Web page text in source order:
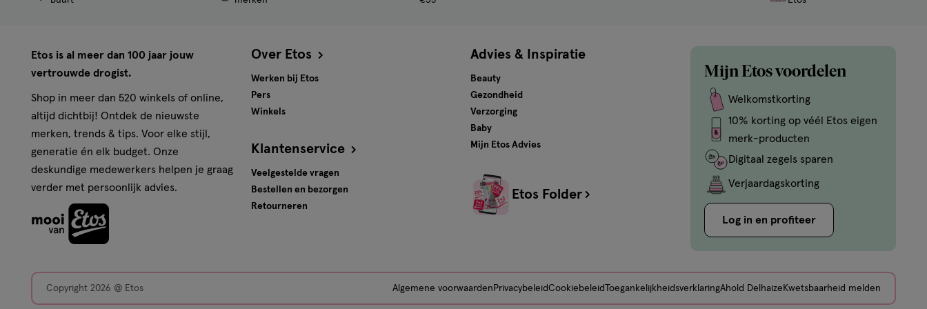
Etos is al meer dan 100 jaar jouw
vertrouwde drogist.
Shop in meer dan 520 winkels of online,
altijd dichtbij! Ontdek de nieuwste
merken, trends & tips. Voor elke stijl,
generatie én elk budget. Onze
deskundige medewerkers helpen je graag
verder met persoonlijk advies.
Over Etos
Werken bij Etos
Pers
Winkels
Klantenservice
Veelgestelde vragen
Bestellen en bezorgen
Retourneren
Advies & Inspiratie
Beauty
Gezondheid
Verzorging
Baby
Mijn Etos Advies
Etos Folder
Mijn Etos voordelen
Welkomstkorting
10% korting op véél Etos eigen
merk-producten
Digitaal zegels sparen
Verjaardagskorting
Log in en profiteer
Copyright 2026 @ Etos Algemene voorwaarden PrivacybeleidCookiebeleidToegankelijkheidsverklaringAhold Delhaize Kwetsbaarheid melden